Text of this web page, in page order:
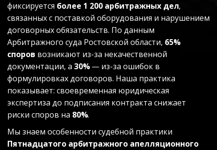
фиксируется более 1 200 арбитражных дел,
связанных с поставкой оборудования и нарушением
договорных обязательств. По данным
Арбитражного суда Ростовской области, 65%
споров возникают из-за некачественной
документации, а 30% — из-за ошибок в
формулировках договоров. Наша практика
показывает: своевременная юридическая
экспертиза до подписания контракта снижает
риски споров на 80%.
Пятнадцатого арбитражного апелляционного